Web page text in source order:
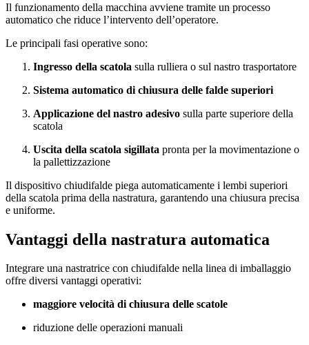
Il funzionamento della macchina avviene tramite un processo
automatico che riduce l’intervento dell’operatore.
Le principali fasi operative sono:
Ingresso della scatola sulla rulliera o sul nastro trasportatore
Sistema automatico di chiusura delle falde superiori
Applicazione del nastro adesivo sulla parte superiore della
scatola
Uscita della scatola sigillata pronta per la movimentazione o
la pallettizzazione
Il dispositivo chiudifalde piega automaticamente i lembi superiori
della scatola prima della nastratura, garantendo una chiusura precisa
e uniforme.
Vantaggi della nastratura automatica
Integrare una nastratrice con chiudifalde nella linea di imballaggio
offre diversi vantaggi operativi:
maggiore velocità di chiusura delle scatole
riduzione delle operazioni manuali